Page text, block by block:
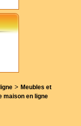
> Meubles et
maison en ligne